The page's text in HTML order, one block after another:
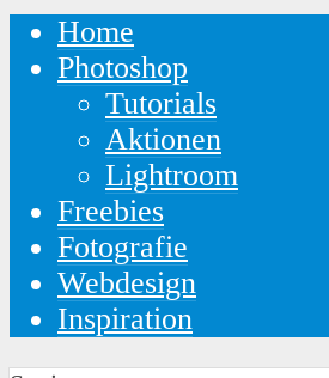
Home
Photoshop
Tutorials
Aktionen
Lightroom
Freebies
Fotografie
Webdesign
Inspiration